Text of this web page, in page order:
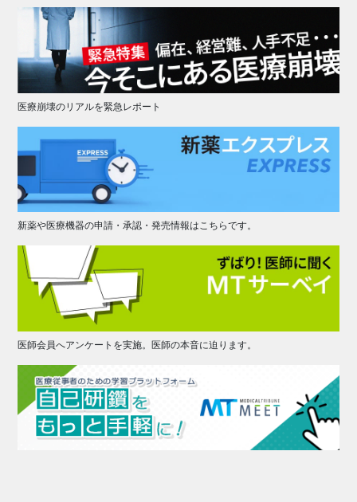
医療崩壊のリアルを緊急レポート
新薬や医療機器の申請・承認・発売情報はこちらです。
医師会員へアンケートを実施。医師の本音に迫ります。